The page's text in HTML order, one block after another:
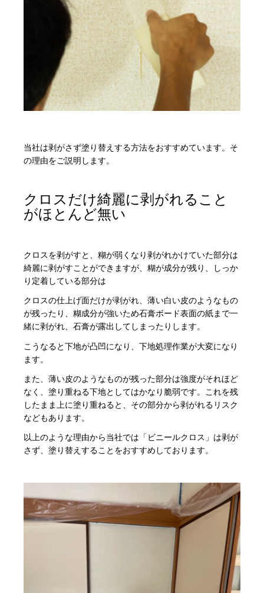
当社は剥がさず塗り替えする方法をおすすめています。そ
の理由をご説明します。
クロスだけ綺麗に剥がれること
がほとんど無い
クロスを剥がすと、糊が弱くなり剥がれかけていた部分は
綺麗に剥がすことができますが、糊が成分が残り、しっか
り定着している部分は
クロスの仕上げ面だけが剥がれ、薄い白い皮のようなもの
が残ったり、糊成分が強いため石膏ボード表面の紙まで一
緒に剥がれ、石膏が露出してしまったりします。
こうなると下地が凸凹になり、下地処理作業が大変になり
ます。
また、薄い皮のようなものが残った部分は強度がそれほど
なく、塗り重ねる下地としてはかなり脆弱です。これを残
したまま上に塗り重ねると、その部分から剥がれるリスク
などもあります。
以上のような理由から当社では「ビニールクロス」は剥が
さず、塗り替えすることをおすすめしております。